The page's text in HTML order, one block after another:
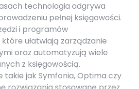
technologia odgrywa
pełnej księgowości.
i programów
ułatwiają zarządzanie
oraz automatyzują wiele
z księgowością.
takie jak Symfonia, Optima czy